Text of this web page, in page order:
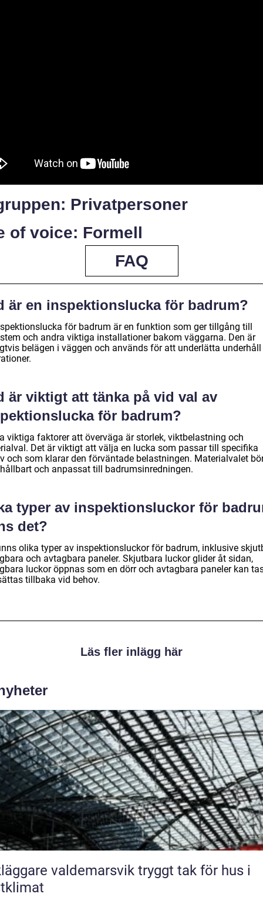
Privatpersoner
of voice: Formell
FAQ
är en inspektionslucka för badrum?
för badrum är en funktion som ger tillgång till
och andra viktiga installationer bakom väggarna. Den är
belägen i väggen och används för att underlätta
är viktigt att tänka på vid val av
för badrum?
viktiga faktorer att överväga är storlek, viktbelastning och
Det är viktigt att välja en lucka som passar till specifika
och som klarar den förväntade belastningen. Materialvalet
och anpassat till badrumsinredningen.
typer av inspektionsluckor för
det?
olika typer av inspektionsluckor för badrum, inklusive
och avtagbara paneler. Skjutbara luckor glider åt sidan,
luckor öppnas som en dörr och avtagbara paneler kan
tillbaka vid behov.
Läs fler inlägg här
valdemarsvik tryggt tak för hus i